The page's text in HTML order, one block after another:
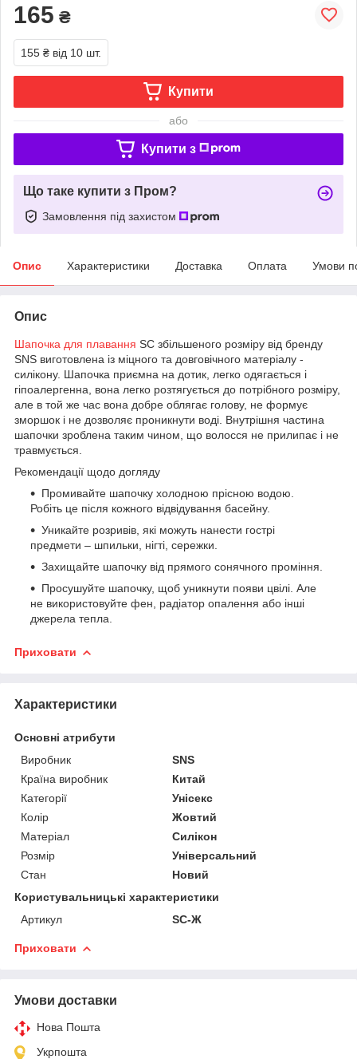
165 ₴
155 ₴ від 10 шт.
Купити
або
Купити з
Що таке купити з Пром?
Замовлення під захистом
Опис Характеристики Доставка Оплата Умови
Опис
Шапочка для плавання SC збільшеного розміру від бренду
SNS виготовлена із міцного та довговічного матеріалу -
силікону. Шапочка приємна на дотик, легко одягається і
гіпоалергенна, вона легко розтягується до потрібного розміру,
але в той же час вона добре облягає голову, не формує
зморшок і не дозволяє проникнути воді. Внутрішня частина
шапочки зроблена таким чином, що волосся не прилипає і не
травмується.
Рекомендації щодо догляду
Промивайте шапочку холодною прісною водою.
Робіть це після кожного відвідування басейну.
Уникайте розривів, які можуть нанести гострі
предмети – шпильки, нігті, сережки.
Захищайте шапочку від прямого сонячного проміння.
Просушуйте шапочку, щоб уникнути появи цвілі. Але
не використовуйте фен, радіатор опалення або інші
джерела тепла.
Приховати
Характеристики
Основні атрибути
Виробник
SNS
Країна виробник
Китай
Категорії
Унісекс
Колір
Жовтий
Матеріал
Силікон
Розмір
Універсальний
Стан
Новий
Користувальницькі характеристики
Артикул
SC-Ж
Приховати
Умови доставки
Нова Пошта
Укрпошта